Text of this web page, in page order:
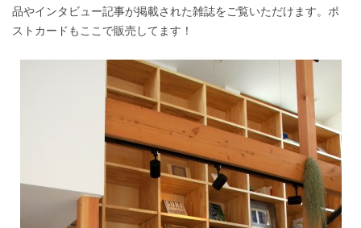
品やインタビュー記事が掲載された雑誌をご覧いただけます。ポ
ストカードもここで販売してます！